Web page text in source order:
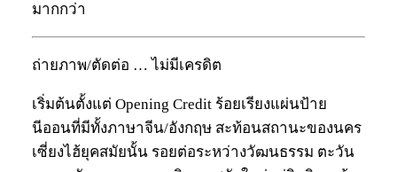
มากกว่า
ถ่ายภาพ/ตัดต่อ … ไม่มีเครดิต
เริ่มต้นตั้งแต่ Opening Credit ร้อยเรียงแผ่นป้าย
นีออนที่มีทั้งภาษาจีน/อังกฤษ สะท้อนสถานะของนคร
เซี่ยงไฮ้ยุคสมัยนั้น รอยต่อระหว่างวัฒนธรรม ตะวัน